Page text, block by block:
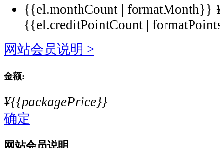
动、
协
作，
传
递
健
康
运
{{el.monthCount | formatMonth}}
{{el.creditPointCount |
网站会员说明 >
金额:
¥{{packagePrice}}
确定
网站会员说明